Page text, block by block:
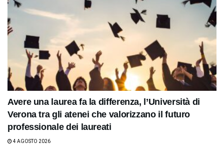
Avere una laurea fa la differenza, l’Università di
Verona tra gli atenei che valorizzano il futuro
professionale dei laureati
4 AGOSTO 2026